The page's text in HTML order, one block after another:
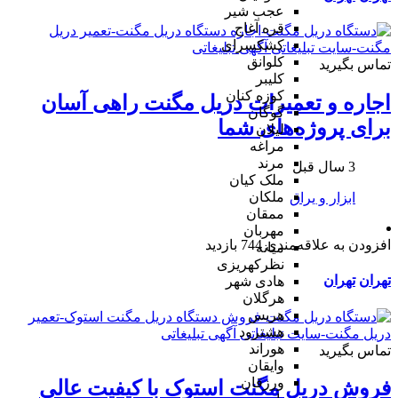
عجب شیر
قره آغاج
کشکسرای
کلوانق
کلیبر
کوزه کنان
گوگان
لیلان
مراغه
مرند
ملک کیان
ملکان
ممقان
مهربان
میانه
نظرکهریزی
هادی شهر
هرگلان
هریس
هشترود
هوراند
وایقان
ورزقان
تماس بگیرید
اجاره و تعمیرات دریل مگنت راهی آسان
برای پروژه‌های شما
3 سال قبل
ابزار و یراق
افزودن به علاقه‌مندی 744 بازدید
تهران تهران
تماس بگیرید
فروش دریل مگنت استوک با کیفیت عالی